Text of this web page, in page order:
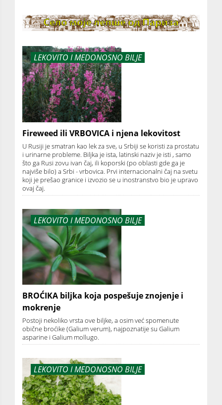
LEKOVITO I MEDONOSNO BILJE
Fireweed ili VRBOVICA i njena lekovitost
U Rusiji je smatran kao lek za sve, u Srbiji se koristi za prostatu
i urinarne probleme. Biljka je ista, latinski naziv je isti , samo
što ga Rusi zovu ivan čaj, ili koporski (po oblasti gde ga je
najviše bilo) a Srbi - vrbovica. Prvi internacionalni čaj na svetu
koji je prešao granice i izvozio se u inostranstvo bio je upravo
ovaj čaj.
LEKOVITO I MEDONOSNO BILJE
BROĆIKA biljka koja pospešuje znojenje i
mokrenje
Postoji nekoliko vrsta ove biljke, a osim već spomenute
obične broćike (Galium verum), najpoznatije su Galium
asparine i Galium mollugo.
LEKOVITO I MEDONOSNO BILJE